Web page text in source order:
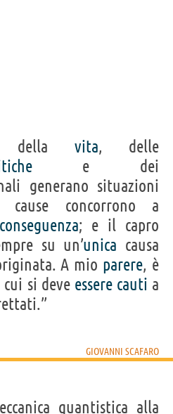
della vita, delle
e dei
generano situazioni
concorrono a
conseguenza; e il capro
su un’unica causa
A mio parere, è
cui si deve essere cauti a
GIOVANNI SCAFARO
quantistica alla